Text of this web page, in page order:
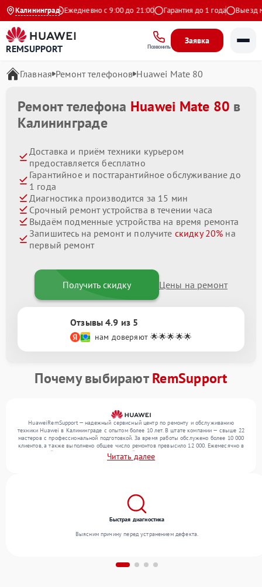
Калининград
на Яндекс Ежедневно с 9:00 до 21:00 Гарантия до 1 года Выезд
REMSUPPORT Позвонить
Заявка
Главная Ремонт телефонов Huawei Mate 80
Ремонт телефона Huawei Mate 80 в
Калининграде
Доставка и приём техники курьером
предоставляется бесплатно
Гарантийное и постгарантийное обслуживание до
1 года
Диагностика производится за 15 мин
Срочный ремонт устройства в течении часа
Выдаём подменные устройства на время ремонта
Запишитесь на ремонт и получите скидку 20% на
первый ремонт
Получить скидку Цены на ремонт
Отзывы 4.9 из 5
нам доверяют 🌟🌟🌟🌟🌟
Почему выбираютRemSupport
HuaweiRemSupport — надежный сервисный центр по ремонту и обслуживанию
техники Huawei в Калининграде с опытом более 10 лет. В штате компании — свыше 22
мастеров с профессиональной подготовкой. За время работы обслужено более 10 000
клиентов, а также выполнено общее число ремонтов превысило 12 000. Ежемесячно в
сервисный центр поступает от 300 устройств, включая , , . Мы беремся за задачи
любой сложности и обеспечиваем надежный результат благодаря опыту команды.
Читать далее
Быстрая диагностика
Выясним причину перед устранением дефекта.